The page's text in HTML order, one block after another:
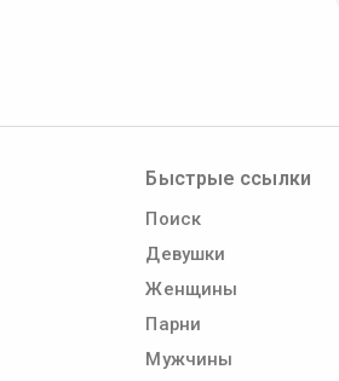
Быстрые ссылки
Поиск
Девушки
Женщины
Парни
Мужчины